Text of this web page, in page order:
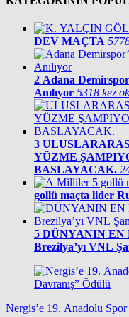
DEV MAÇTA
2 Adana
Anılıyor 5318 kez
3
YÜZME
BASLAYACAK.
gollü maçta lider
5 DÜNYANIN EN
Brezilya’yı VNL
Nergis’e 19. Anadolu